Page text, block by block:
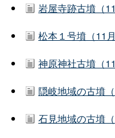
岩屋寺跡古墳（
松本１号墳（11月
神原神社古墳（
隠岐地域の古墳（
石見地域の古墳（